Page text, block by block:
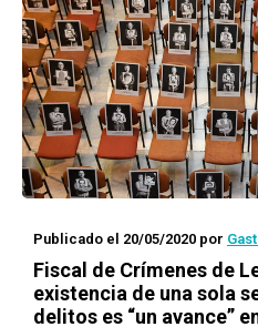
Publicado el 20/05/2020 por
Fiscal de Crímenes de
existencia de una sola
delitos es “un avance”